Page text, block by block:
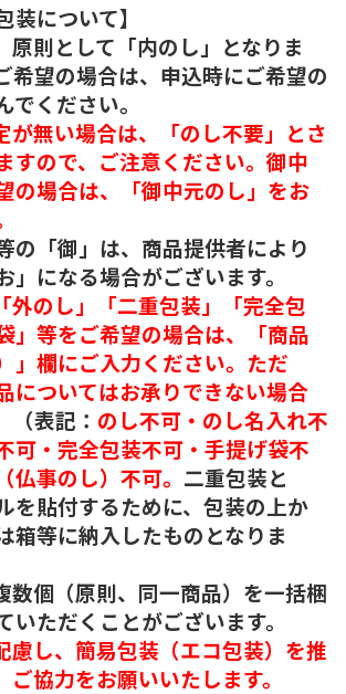
装について】
原則として「内のし」となりま
希望の場合は、申込時にご希望の
でください。
が無い場合は、「のし不要」とさ
すので、ご注意ください。御中
の場合は、「御中元のし」をお
の「御」は、商品提供者により
」になる場合がございます。
外のし」「二重包装」「完全包
」等をご希望の場合は、「商品
」欄にご入力ください。ただ
についてはお承りできない場合
（表記： のし不可・のし名入れ不
可・完全包装不可・手提げ袋不
仏事のし）不可。 二重包装と
を貼付するために、包装の上か
箱等に納入したものとなりま
数個（原則、同一商品）を一括梱
いただくことがございます。
慮し、簡易包装（エコ包装）を推
ご協力をお願いいたします。